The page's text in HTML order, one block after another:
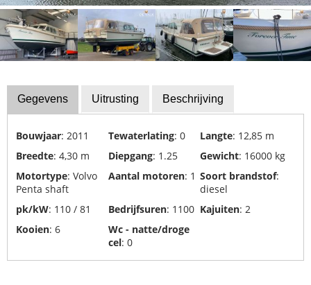
kalender
Experts
Zeil-
Sportbootscholen
Verzekeringen
recycling
en
verwijdering
Jachttransporten
Scheepswerven
Gegevens Uitrusting Beschrijving
Bouwjaar: 2011 Tewaterlating: 0 Langte: 12,85 m
Breedte: 4,30 m Diepgang: 1.25 Gewicht: 16000 kg
Motortype: Volvo
Penta shaft
Aantal motoren: 1 Soort brandstof:
diesel
pk/kW: 110 / 81 Bedrijfsuren: 1100 Kajuiten: 2
Kooien: 6
Wc - natte/droge
cel: 0